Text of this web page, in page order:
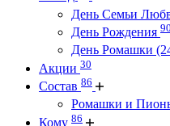
День Семьи
День Рождения 90
День Ромашки
Акции 30
Состав 86
Ромашки и
Кому 86